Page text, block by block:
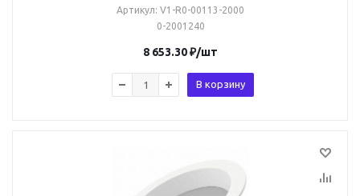
Артикул: V1-R0-00113-2000
0-2001240
8 653.30₽/шт
В корзину